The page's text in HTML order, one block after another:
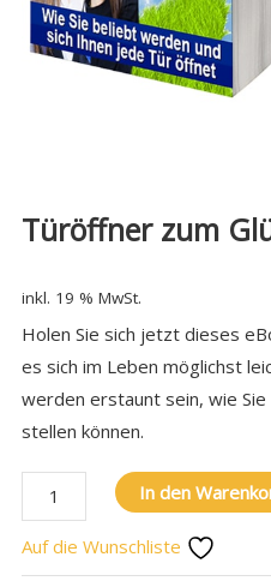
Türöffner zum
inkl. 19 % MwSt.
Holen Sie sich jetzt dieses
es sich im Leben möglichst
werden erstaunt sein, wie
stellen können.
In den
Auf die Wunschliste